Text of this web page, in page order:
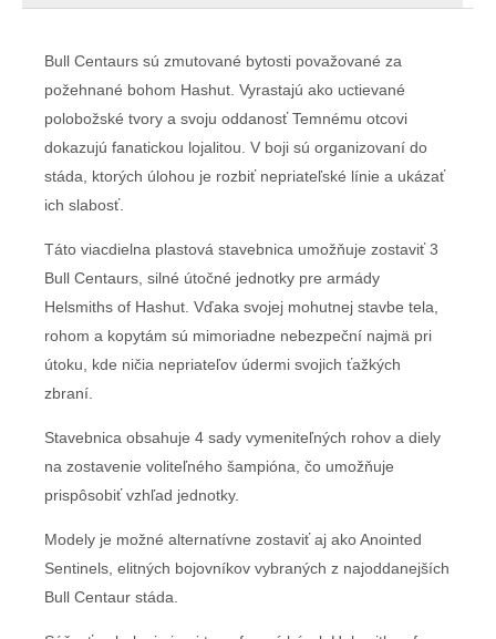
Bull Centaurs sú zmutované bytosti považované za
požehnané bohom Hashut. Vyrastajú ako uctievané
polobožské tvory a svoju oddanosť Temnému otcovi
dokazujú fanatickou lojalitou. V boji sú organizovaní do
stáda, ktorých úlohou je rozbiť nepriateľské línie a ukázať
ich slabosť.
Táto viacdielna plastová stavebnica umožňuje zostaviť 3
Bull Centaurs, silné útočné jednotky pre armády
Helsmiths of Hashut. Vďaka svojej mohutnej stavbe tela,
rohom a kopytám sú mimoriadne nebezpeční najmä pri
útoku, kde ničia nepriateľov údermi svojich ťažkých
zbraní.
Stavebnica obsahuje 4 sady vymeniteľných rohov a diely
na zostavenie voliteľného šampióna, čo umožňuje
prispôsobiť vzhľad jednotky.
Modely je možné alternatívne zostaviť aj ako Anointed
Sentinels, elitných bojovníkov vybraných z najoddanejších
Bull Centaur stáda.